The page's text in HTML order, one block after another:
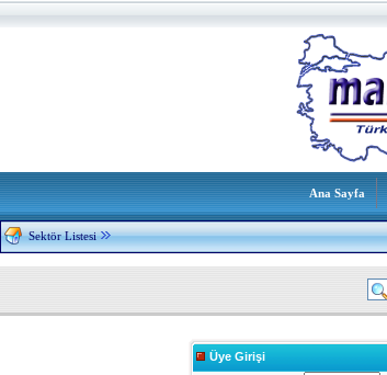
Ana Sayfa
Sektör Listesi
Üye Girişi